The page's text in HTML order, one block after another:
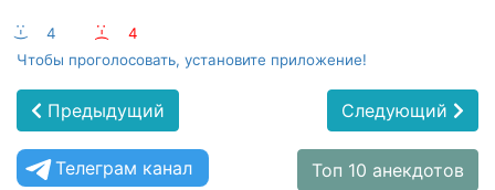
:-) 4 :-(
4
Чтобы проголосовать, установите приложение!
Предыдущий Следующий
Телеграм канал Топ 10 анекдотов